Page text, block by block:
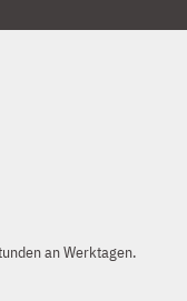
an Werktagen.